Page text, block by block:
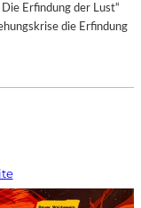
Erfindung der Lust“
die Erfindung